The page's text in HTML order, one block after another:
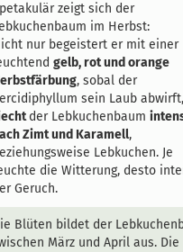
zeigt sich der
im Herbst:
nur begeistert er mit einer
gelb, rot und orange
, sobal der
sein Laub abwirft,
der Lebkuchenbaum
Zimt und Karamell,
Lebkuchen. Je
die Witterung, desto
Geruch.
Blüten bildet der
März und April aus. Die